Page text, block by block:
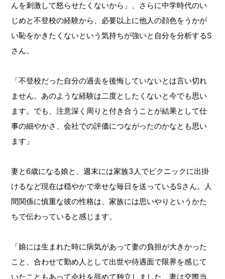
んを刺激して怒らせたくないから」、さらに中学時代のい
じめと不登校の経験から、必要以上に他人の顔色をうかが
い恥をかきたくないという気持ちが強いと自分を分析するS
さん。
「不登校だった自分の過去を後悔していないとは言い切れ
ません。あのような経験は二度としたくないと今でも思い
ます。でも、注意深く周りと付き合うことが結果として仕
事の細やかさ、会社での評価につながったのかなとも思い
ます」
妻と6歳になる娘と、週末には家族3人でピクニックに出掛
けるなど現在は穏やかで幸せな毎日を送っているSさん。人
間関係に慎重な彼の性格は、家族には思いやりというかた
ちで伝わっていると感じます。
「娘には生まれた時に病気があって妻の負担が大きかった
こと、合わせて勤め人として出世や待遇面で限界を感じて
いたこともあって会社を辞めて独立しました。妻は交際当